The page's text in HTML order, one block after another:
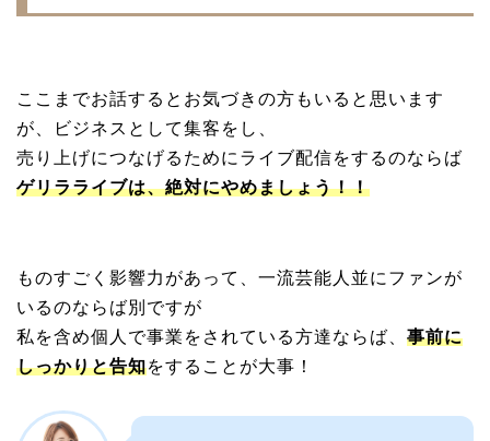
ここまでお話するとお気づきの方もいると思います
が、ビジネスとして集客をし、
売り上げにつなげるためにライブ配信をするのならば
ゲリラライブは、絶対にやめましょう！！
ものすごく影響力があって、一流芸能人並にファンが
いるのならば別ですが
私を含め個人で事業をされている方達ならば、 事前に
しっかりと告知をすることが大事！